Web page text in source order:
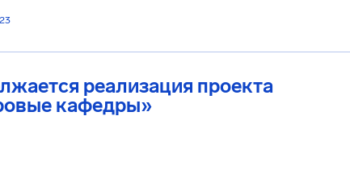
реализация проекта
кафедры»